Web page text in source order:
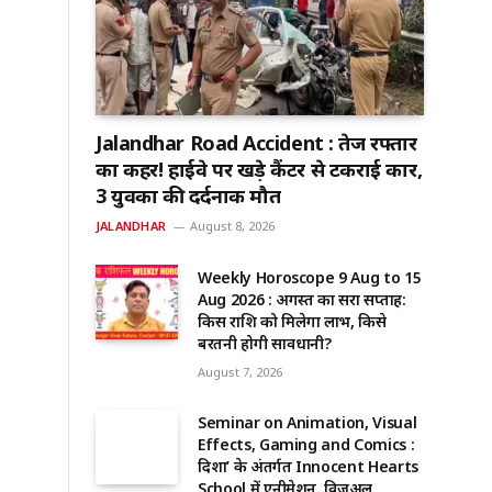
Jalandhar Road Accident : तेज रफ्तार
का कहर! हाईवे पर खड़े कैंटर से टकराई कार,
3 युवकों की दर्दनाक मौत
JALANDHAR August 8, 2026
Weekly Horoscope 9 Aug to 15
Aug 2026 : अगस्त का दूसरा सप्ताह:
किस राशि को मिलेगा लाभ, किसे
बरतनी होगी सावधानी?
August 7, 2026
Seminar on Animation, Visual
Effects, Gaming and Comics :
दिशा’ के अंतर्गत Innocent Hearts